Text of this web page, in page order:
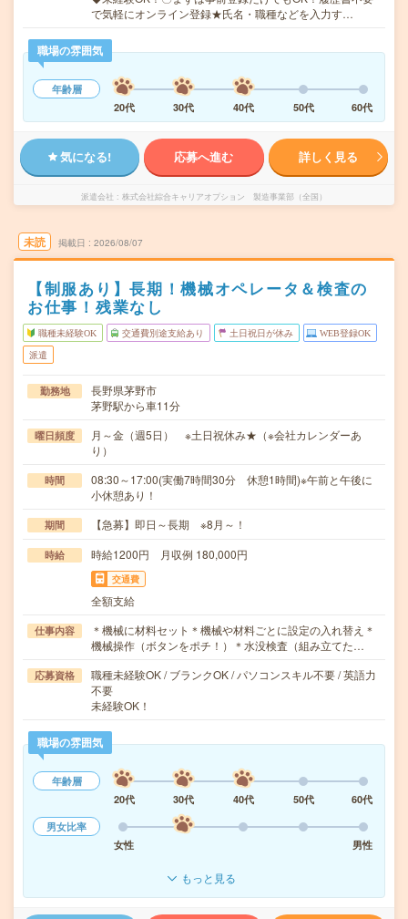
で気軽にオンライン登録★氏名・職種などを入力す…
職場の雰囲気
年齢層
20代
30代 40代 50代 60代
気になる! 応募へ進む 詳しく見る
派遣会社 株式会社綜合キャリアオプション 製造事業部（全国）
未読 掲載日 2026/08/07
【制服あり】長期！機械オペレータ＆検査の
お仕事！残業なし
職種未経験OK 交通費別途支給あり 土日祝日が休み WEB登録OK
派遣
勤務地
長野県茅野市
茅野駅から車11分
曜日頻度
月～金（週5日） ※土日祝休み★（※会社カレンダーあ
り）
時間
08:30～17:00(実働7時間30分 休憩1時間)※午前と午後に
小休憩あり！
期間 【急募】即日～長期 ※8月～！
時給 時給1200円 月収例 180,000円
交通費
全額支給
仕事内容
＊機械に材料セット＊機械や材料ごとに設定の入れ替え＊
機械操作（ボタンをポチ！）＊水没検査（組み立てた…
応募資格
職種未経験OK / ブランクOK / パソコンスキル不要 / 英語力
不要
未経験OK！
職場の雰囲気
年齢層
20代
30代 40代 50代
60代
男女比率
女性
男性
もっと見る